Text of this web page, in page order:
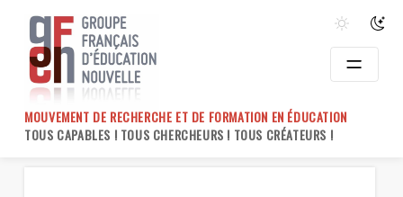
content
MOUVEMENT DE RECHERCHE ET DE FORMATION EN ÉDUCATION
TOUS CAPABLES ! TOUS CHERCHEURS ! TOUS CRÉATEURS !